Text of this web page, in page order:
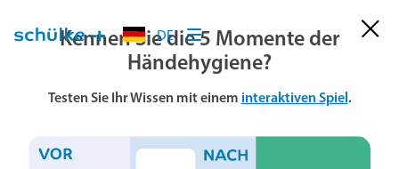
DE
Kennen Sie die 5 Momente der
Händehygiene?
Testen Sie Ihr Wissen mit einem interaktiven Spiel .